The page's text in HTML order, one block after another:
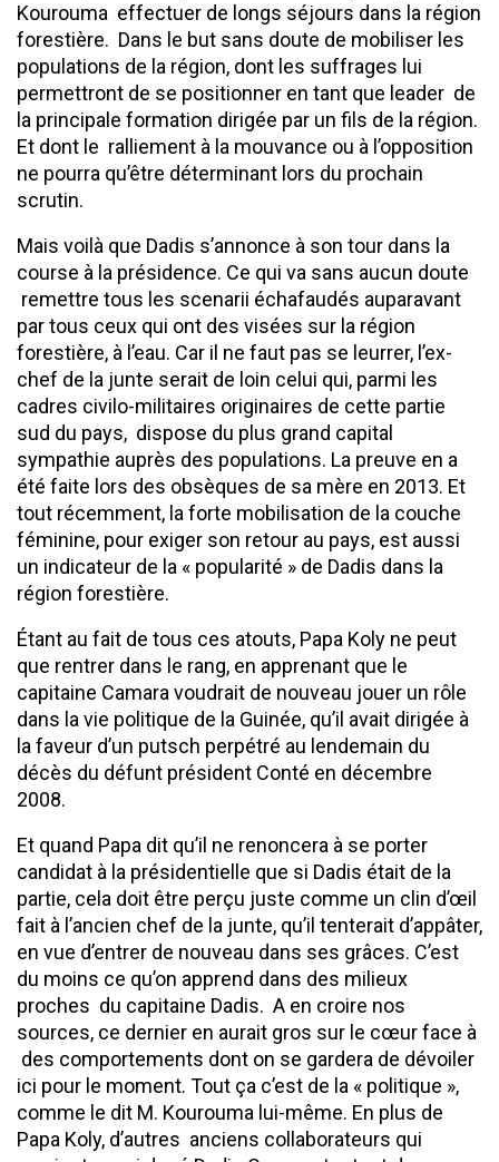
Kourouma effectuer de longs séjours dans la région
forestière. Dans le but sans doute de mobiliser les
populations de la région, dont les suffrages lui
permettront de se positionner en tant que leader de
la principale formation dirigée par un fils de la région.
Et dont le ralliement à la mouvance ou à l’opposition
ne pourra qu’être déterminant lors du prochain
scrutin.
Mais voilà que Dadis s’annonce à son tour dans la
course à la présidence. Ce qui va sans aucun doute
remettre tous les scenarii échafaudés auparavant
par tous ceux qui ont des visées sur la région
forestière, à l’eau. Car il ne faut pas se leurrer, l’ex-
chef de la junte serait de loin celui qui, parmi les
cadres civilo-militaires originaires de cette partie
sud du pays, dispose du plus grand capital
sympathie auprès des populations. La preuve en a
été faite lors des obsèques de sa mère en 2013. Et
tout récemment, la forte mobilisation de la couche
féminine, pour exiger son retour au pays, est aussi
un indicateur de la « popularité » de Dadis dans la
région forestière.
Étant au fait de tous ces atouts, Papa Koly ne peut
que rentrer dans le rang, en apprenant que le
capitaine Camara voudrait de nouveau jouer un rôle
dans la vie politique de la Guinée, qu’il avait dirigée à
la faveur d’un putsch perpétré au lendemain du
décès du défunt président Conté en décembre
2008.
Et quand Papa dit qu’il ne renoncera à se porter
candidat à la présidentielle que si Dadis était de la
partie, cela doit être perçu juste comme un clin d’œil
fait à l’ancien chef de la junte, qu’il tenterait d’appâter,
en vue d’entrer de nouveau dans ses grâces. C’est
du moins ce qu’on apprend dans des milieux
proches du capitaine Dadis. A en croire nos
sources, ce dernier en aurait gros sur le cœur face à
des comportements dont on se gardera de dévoiler
ici pour le moment. Tout ça c’est de la « politique »,
comme le dit M. Kourouma lui-même. En plus de
Papa Koly, d’autres anciens collaborateurs qui